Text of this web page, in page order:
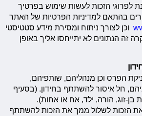
לפרוגי הזכות לעשות שימוש בפרטיך
בהתאם למדיניות הפרטיות של האתר
וכן לצורך ניתוח ומסירת מידע סטטיסטי
זה הנתונים לא יתייחסו אליך באופן
הפרס וכן מנהליהם, שותפיהם,
חל איסור להשתתף בחידון. (בסעיף
זוג, הורה, ילד, אח או אחות).
הזכות לשלול ממך את הזכות להשתתף